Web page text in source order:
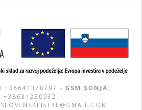
+38641378797 - GSM SONJA
+38631230932 -